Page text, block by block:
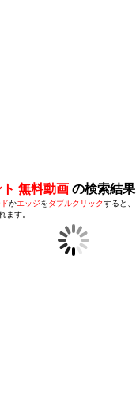
無料動画 の検索結果
ドかエッジをダブルクリックすると、
ます。